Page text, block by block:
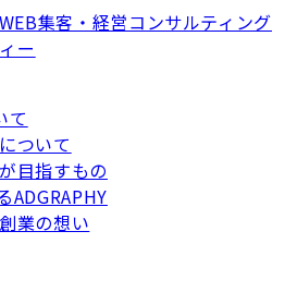
て
ついて
目指すもの
ADGRAPHY
業の想い